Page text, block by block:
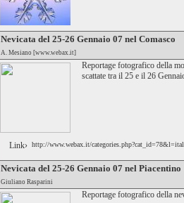
Nevicata del 25-26 Gennaio 07 nel Comasco
A. Mesiano [www.webax.it]
Reportage fotografico della
scattate tra il 25 e il 26
Link› http://www.webax.it/
Nevicata del 25-26 Gennaio 07 nel Piacentino
Giuliano Rasparini
Reportage fotografico della